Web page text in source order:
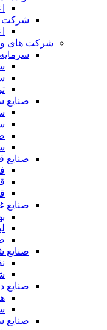
شرکت
شرکت های
صنایع
صنایع
صنایع
صنایع
صنایع
صنایع